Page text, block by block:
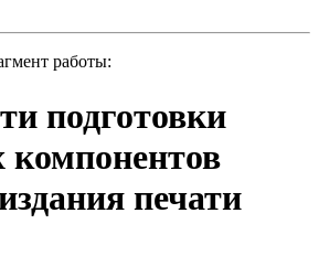
работы:
подготовки
компонентов
печати